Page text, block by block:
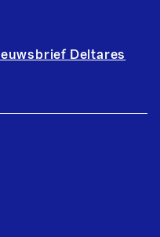
Deltares